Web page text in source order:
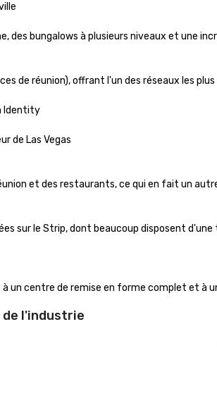
des bungalows à plusieurs niveaux et une
de réunion), offrant l'un des réseaux les plus
Identity
de Las Vegas
et des restaurants, ce qui en fait un
sur le Strip, dont beaucoup disposent d'une
un centre de remise en forme complet et à
de l'industrie